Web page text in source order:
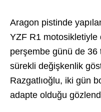
Aragon pistinde
YZF R1 motosikletiyle
perşembe günü de 36
sürekli değişkenlik
Razgatlıoğlu, iki gün
adapte olduğu